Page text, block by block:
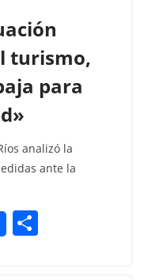
turismo,
para
analizó la
ante la